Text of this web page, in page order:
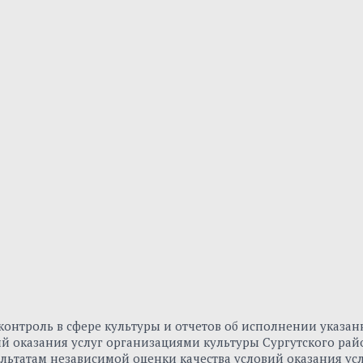
в сфере культуры и отчетов об исполнении
оказания услуг организациями культуры Сургутского
независимой оценки качества условий оказания